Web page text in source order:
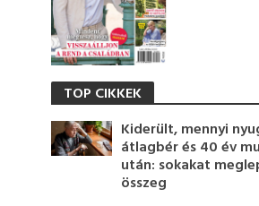
TOP CIKKEK
Kiderült, mennyi
átlagbér és 40 év
után: sokakat
összeg